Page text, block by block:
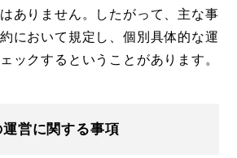
ありません。したがって、主な事
において規定し、個別具体的な運
ックするということがあります。
営に関する事項